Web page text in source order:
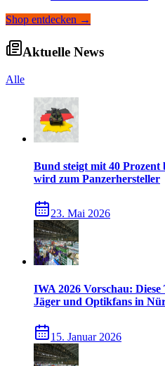
Shop entdecken →
Aktuelle News
Alle
Bund steigt mit 40 Prozent
wird zum Panzerhersteller
23. Mai 2026
IWA 2026 Vorschau:
Jäger und Optikfans in
15. Januar 2026